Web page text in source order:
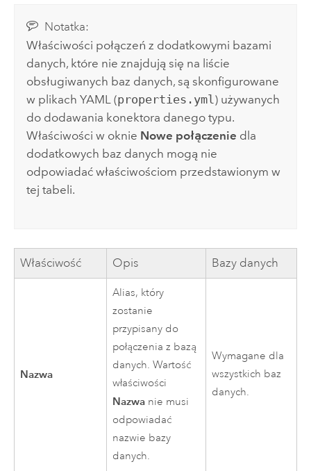
Notatka:
Właściwości połączeń z dodatkowymi bazami
danych, które nie znajdują się na liście
obsługiwanych baz danych, są skonfigurowane
w plikach YAML (properties.yml ) używanych
do dodawania konektora danego typu.
Właściwości w oknie Nowe połączenie dla
dodatkowych baz danych mogą nie
odpowiadać właściwościom przedstawionym w
tej tabeli.
Właściwość Opis Bazy danych
Nazwa
Alias, który
zostanie
przypisany do
połączenia z bazą
danych. Wartość
właściwości
Nazwa nie musi
odpowiadać
nazwie bazy
danych.
Wymagane dla
wszystkich baz
danych.